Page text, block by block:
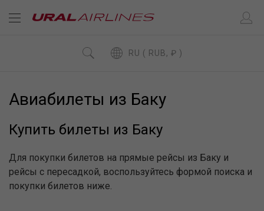
RU ( RUB, ₽ )
Авиабилеты из Баку
Купить билеты из Баку
Для покупки билетов на прямые рейсы из Баку и
рейсы с пересадкой, воспользуйтесь формой поиска и
покупки билетов ниже.